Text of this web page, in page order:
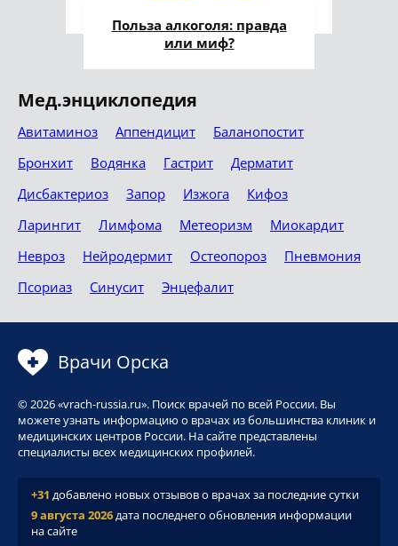
Польза алкоголя: правда
или миф?
Мед.энциклопедия
Авитаминоз Аппендицит
Баланопостит
Бронхит
Водянка Гастрит
Дерматит
Дисбактериоз
Запор Изжога
Кифоз
Ларингит
Лимфома Метеоризм
Миокардит
Невроз
Нейродермит Остеопороз
Пневмония
Псориаз
Синусит Энцефалит
Врачи Орска
© 2026 «vrach-russia.ru». Поиск врачей по всей России. Вы
можете узнать информацию о врачах из большинства клиник и
медицинских центров России. На сайте представлены
специалисты всех медицинских профилей.
+31 добавлено новых отзывов о врачах за последние сутки
9 августа 2026дата последнего обновления информации
на сайте